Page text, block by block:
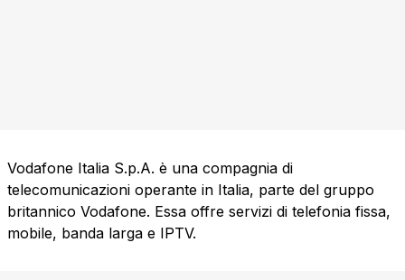
Vodafone Italia S.p.A. è una compagnia di
telecomunicazioni operante in Italia, parte del gruppo
britannico Vodafone. Essa offre servizi di telefonia fissa,
mobile, banda larga e IPTV.